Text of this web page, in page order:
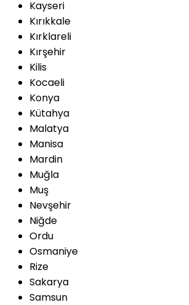
Kayseri
Kırıkkale
Kırklareli
Kırşehir
Kilis
Kocaeli
Konya
Kütahya
Malatya
Manisa
Mardin
Muğla
Muş
Nevşehir
Niğde
Ordu
Osmaniye
Rize
Sakarya
Samsun